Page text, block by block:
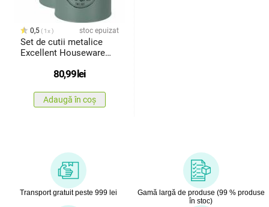
0,5 1x stoc epuizat
Set de cutii metalice
Excellent Houseware
cm, 3 buc., verde
80,99lei
Adaugă în coș
Transport gratuit peste 999 lei
Gamă largă de produse (99 % produse
în stoc)